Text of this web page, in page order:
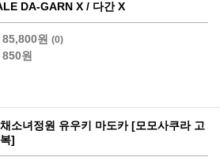
DA-GARN X / 다간 X
85,800원 (0)
850원
소녀정원 유우키 마도카 [모모사쿠라 고
]